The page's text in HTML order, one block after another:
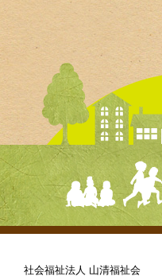
社会福祉法人 山清福祉会